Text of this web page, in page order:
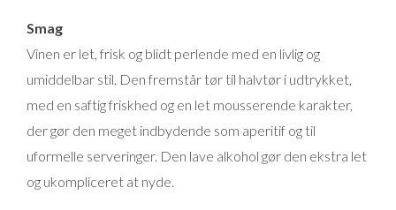
Smag
Vinen er let, frisk og blidt perlende med en livlig og
umiddelbar stil. Den fremstår tør til halvtør i udtrykket,
med en saftig friskhed og en let mousserende karakter,
der gør den meget indbydende som aperitif og til
uformelle serveringer. Den lave alkohol gør den ekstra let
og ukompliceret at nyde.